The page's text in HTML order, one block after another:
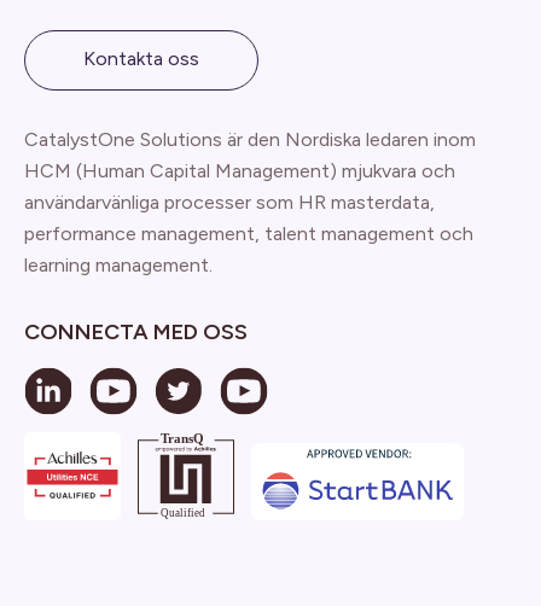
Kontakta oss
CatalystOne Solutions är den Nordiska ledaren inom
HCM (Human Capital Management) mjukvara och
användarvänliga processer som HR masterdata,
performance management, talent management och
learning management.
CONNECTA MED OSS